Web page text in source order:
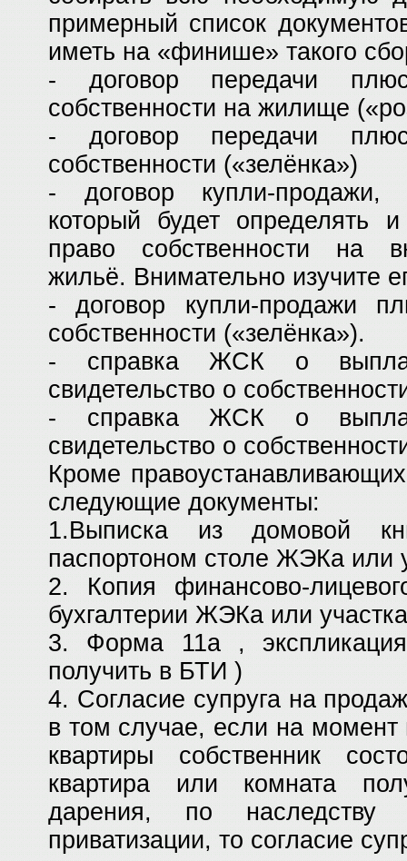
примерный список
иметь на «финише» такого
- договор передачи
собственности на жилище
- договор передачи
собственности («зелёнка»)
- договор купли-продажи,
который будет определять
право собственности на
жильё. Внимательно изучите
- договор купли-продажи
собственности («зелёнка»).
- справка ЖСК о
свидетельство о
- справка ЖСК о
свидетельство о
Кроме
следующие документы:
1.Выписка из домовой
паспортоном столе ЖЭКа или
2. Копия финансово-
бухгалтерии ЖЭКа или
3. Форма 11а ,
получить в БТИ )
4. Согласие супруга на
в том случае, если на момент
квартиры собственник
квартира или комната
дарения, по наследству
приватизации, то согласие